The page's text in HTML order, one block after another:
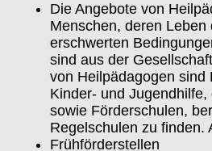
Die Angebote von
Menschen, deren
erschwerten
sind aus der
von Heilpädagogen sind
Kinder- und
sowie Förderschulen,
Regelschulen zu finden.
Frühförderstellen